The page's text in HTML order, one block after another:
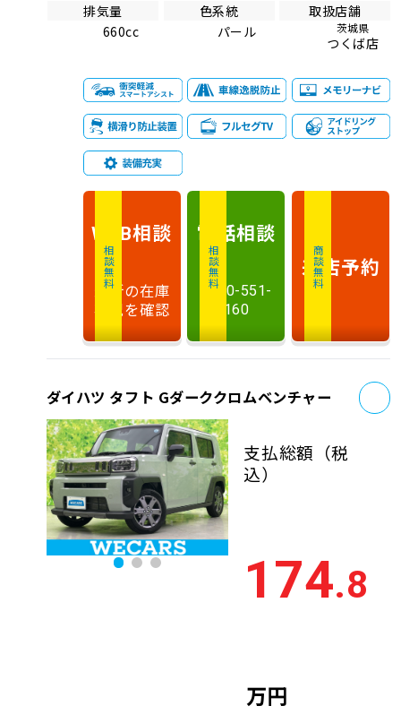
排気量
660cc
色系統
パール
取扱店舗
茨城県
つくば店
相談無料
WEB相談
最新の在庫
状況を確認
相談無料
電話相談
0120-551-
160
商談無料
来店予約
ダイハツ タフト Gダーククロムベンチャー
支払総額 （税
込）
174.8
万円